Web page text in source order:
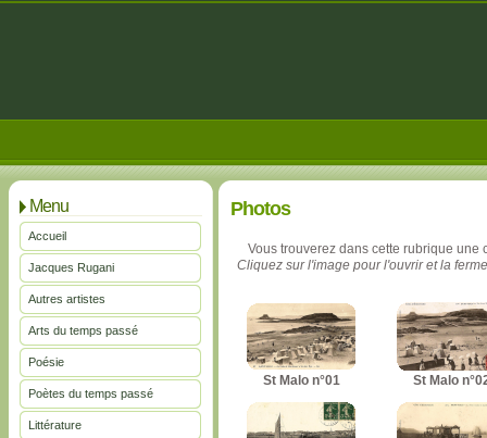
Menu
Accueil
Jacques Rugani
Autres artistes
Arts du temps passé
Poésie
Poètes du temps passé
Littérature
Photos
Vous trouverez dans cette rubrique une
Cliquez sur l'image pour l'ouvrir et la
St Malo n°01 St Malo